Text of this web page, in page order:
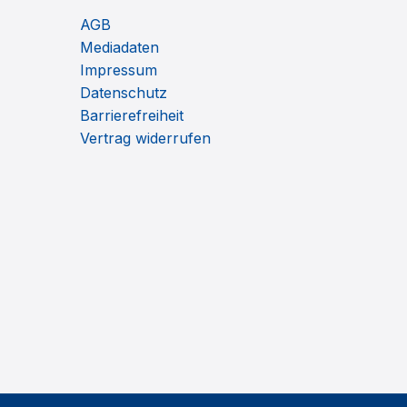
AGB
Mediadaten
Impressum
Datenschutz
Barrierefreiheit
Vertrag widerrufen